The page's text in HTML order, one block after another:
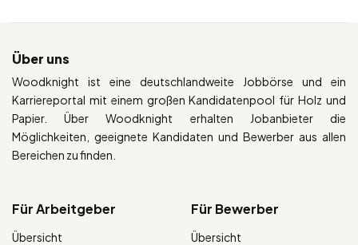
Über uns
Woodknight ist eine deutschlandweite Jobbörse und ein
Karriereportal mit einem großen Kandidatenpool für Holz und
Papier. Über Woodknight erhalten Jobanbieter die
Möglichkeiten, geeignete Kandidaten und Bewerber aus allen
Bereichen zu finden.
Für Arbeitgeber
Übersicht
Für Bewerber
Übersicht